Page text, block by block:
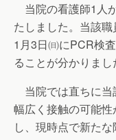
当院の看護師1人
たしました。当該
1月3日㈰にPCR検
ることが分かりまし
当院では直ちに当
幅広く接触の可能
し、現時点で新た